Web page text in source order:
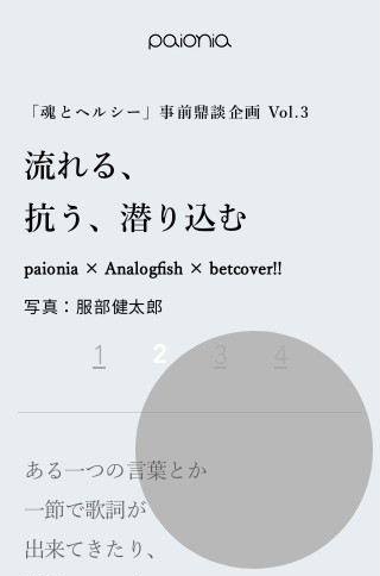
「魂とヘルシー」事前鼎談企画 Vol.3
流れる、
抗う、 潜り込む
paionia × Analogfish × betcover!!
写真：服部健太郎
1
ある一つの言葉とか
一節で歌詞が
出来てきたり、